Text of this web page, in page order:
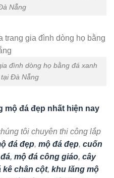
Nẵng
đình dòng họ bằng đá xanh
Đà Nẵng
mộ đá đẹp nhất hiện nay
tôi chuyên thi công lắp
đá đẹp, mộ đá đẹp, cuốn
, mộ đá công giáo, cây
kê chân cột, khu lăng mộ